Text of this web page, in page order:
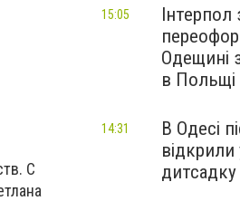
С
Одещині
в Польщі
15:05
В Одесі
14:31